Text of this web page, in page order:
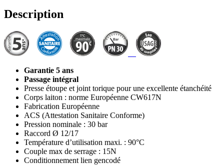
Description
Garantie 5 ans
Passage intégral
Presse étoupe et joint torique pour une excellente étanchéité
Corps laiton : norme Européenne CW617N
Fabrication Européenne
ACS (Attestation Sanitaire Conforme)
Pression nominale : 30 bar
Raccord Ø 12/17
Température d’utilisation maxi. : 90°C
Couple max de serrage : 15N
Conditionnement lien gencodé